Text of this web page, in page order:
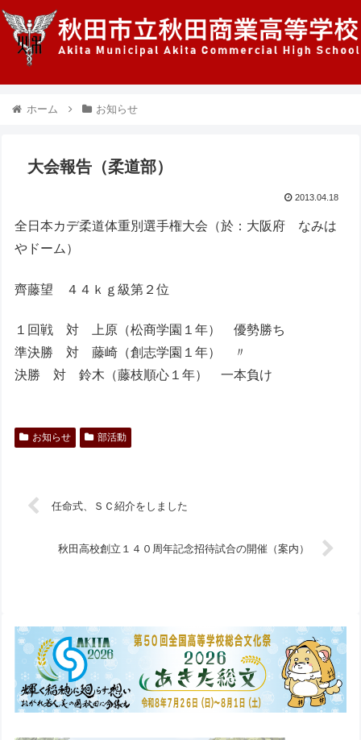
ホーム お知らせ
大会報告（柔道部）
2013.04.18
全日本カデ柔道体重別選手権大会（於：大阪府 なみは
やドーム）
齊藤望 ４４ｋｇ級第２位
１回戦 対 上原（松商学園１年） 優勢勝ち
準決勝 対 藤崎（創志学園１年） 〃
決勝 対 鈴木（藤枝順心１年） 一本負け
お知らせ 部活動
任命式、ＳＣ紹介をしました
秋田高校創立１４０周年記念招待試合の開催（案内）